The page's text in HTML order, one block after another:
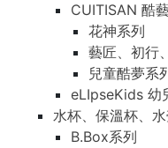
CUITISAN 酷
花神系列
藝匠、初行
兒童酷夢系
eLIpseKids 幼
水杯、保溫杯、
B.Box系列